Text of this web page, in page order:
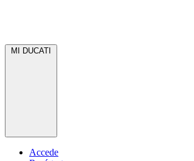
MI DUCATI
Accede